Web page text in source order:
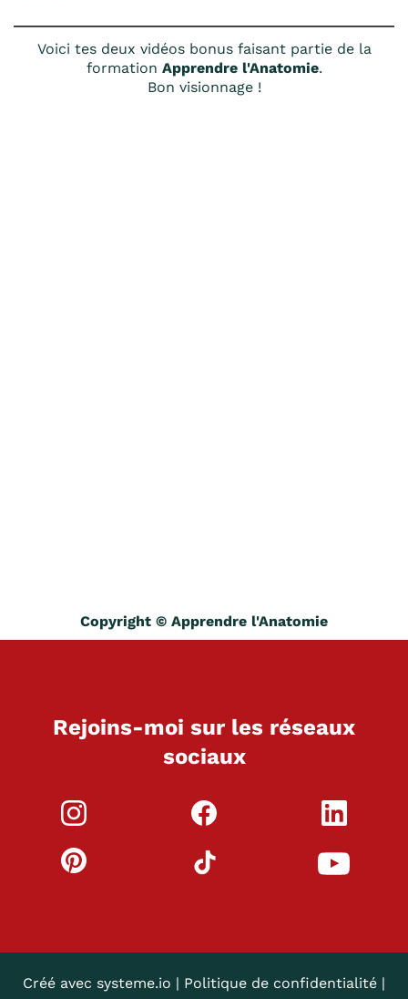
Voici tes deux vidéos bonus faisant partie de la
formation Apprendre l'Anatomie.
Bon visionnage !
Copyright © Apprendre l'Anatomie
Rejoins-moi sur les réseaux
sociaux
Créé avec systeme.io | Politique de confidentialité |